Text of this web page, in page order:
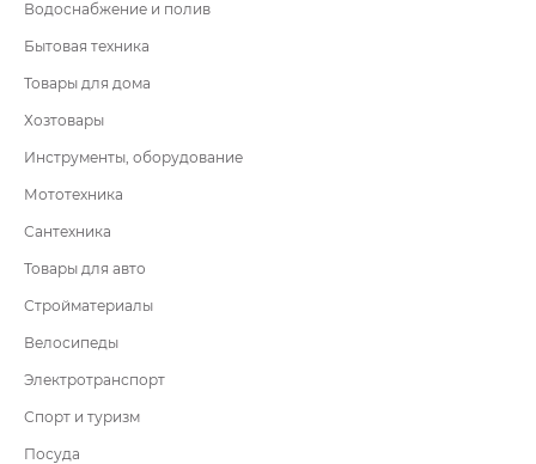
Водоснабжение и полив
Бытовая техника
Товары для дома
Хозтовары
Инструменты, оборудование
Мототехника
Сантехника
Товары для авто
Стройматериалы
Велосипеды
Электротранспорт
Спорт и туризм
Посуда